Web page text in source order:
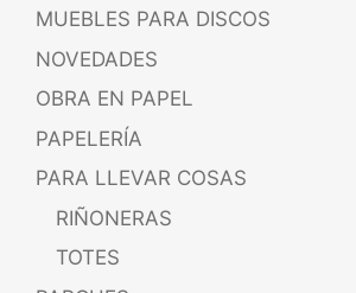
MUEBLES PARA DISCOS
NOVEDADES
OBRA EN PAPEL
PAPELERÍA
PARA LLEVAR COSAS
RIÑONERAS
TOTES